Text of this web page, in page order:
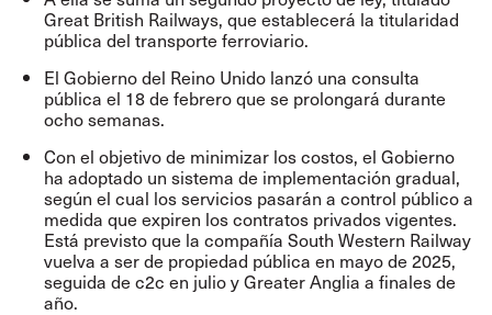
Great British Railways, que establecerá la titularidad
pública del transporte ferroviario.
El Gobierno del Reino Unido lanzó una consulta
pública el 18 de febrero que se prolongará durante
ocho semanas.
Con el objetivo de minimizar los costos, el Gobierno
ha adoptado un sistema de implementación gradual,
según el cual los servicios pasarán a control público a
medida que expiren los contratos privados vigentes.
Está previsto que la compañía South Western Railway
vuelva a ser de propiedad pública en mayo de 2025,
seguida de c2c en julio y Greater Anglia a finales de
año.